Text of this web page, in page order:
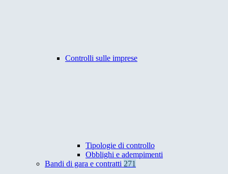
Controlli sulle imprese
Tipologie di controllo
Obblighi e adempimenti
Bandi di gara e contratti 271